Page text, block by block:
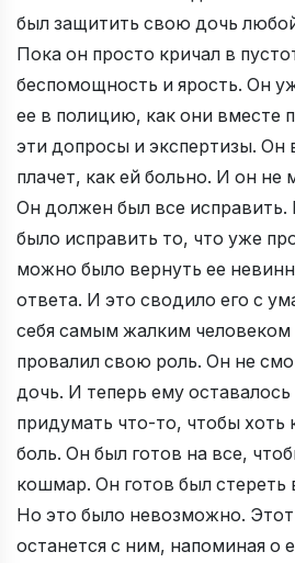
был защитить свою дочь
Пока он просто кричал в
беспомощность и ярость. Он
ее в полицию, как они вместе
эти допросы и экспертизы. Он
плачет, как ей больно. И он не
Он должен был все
было исправить то, что уже
можно было вернуть ее
ответа. И это сводило его с
себя самым жалким человеком
провалил свою роль. Он не
дочь. И теперь ему
придумать что-то, чтобы хоть
боль. Он был готов на все,
кошмар. Он готов был стереть
Но это было невозможно. Этот
останется с ним, напоминая о